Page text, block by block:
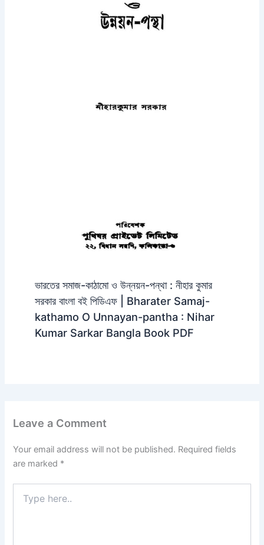
ভারতের সমাজ-কাঠামো ও উন্নয়ন-পন্থা : নীহার কুমার
সরকার বাংলা বই পিডিএফ | Bharater Samaj-
kathamo O Unnayan-pantha : Nihar
Kumar Sarkar Bangla Book PDF
Leave a Comment
Your email address will not be published. Required fields
are marked *
here..